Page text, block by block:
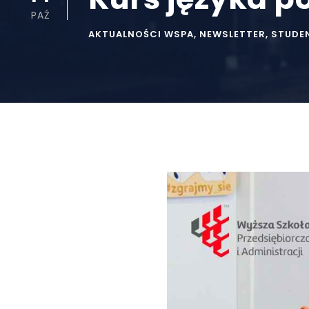
PAŹ
AKTUALNOŚCI WSPA, NEWSLETTER,